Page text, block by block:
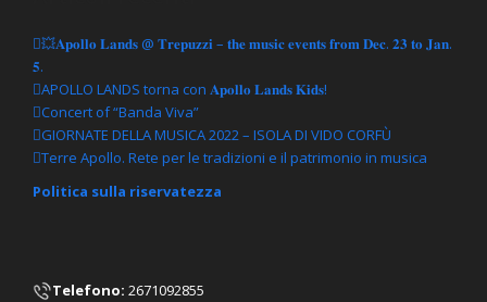
💥𝐀𝐩𝐨𝐥𝐥𝐨 𝐋𝐚𝐧𝐝𝐬 @ 𝐓𝐫𝐞𝐩𝐮𝐳𝐳𝐢 – 𝐭𝐡𝐞 𝐦𝐮𝐬𝐢𝐜 𝐞𝐯𝐞𝐧𝐭𝐬 𝐟𝐫𝐨𝐦 𝐃𝐞𝐜. 𝟐𝟑 𝐭𝐨 𝐉𝐚𝐧.
𝟓.
APOLLO LANDS torna con 𝐀𝐩𝐨𝐥𝐥𝐨 𝐋𝐚𝐧𝐝𝐬 𝐊𝐢𝐝𝐬!
Concert of “Banda Viva”
GIORNATE DELLA MUSICA 2022 – ISOLA DI VIDO CORFÙ
Terre Apollo. Rete per le tradizioni e il patrimonio in musica
Politica sulla riservatezza
Telefono: 2671092855